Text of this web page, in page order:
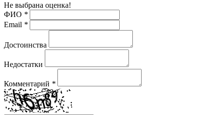
Не выбрана оценка!
ФИО *
Email *
Достоинства
Недостатки
Комментарий *